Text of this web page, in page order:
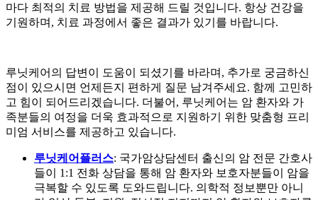
마다 최적의 치료 방법을 제공해 드릴 것입니다. 항상 건강을
기원하며, 치료 과정에서 좋은 결과가 있기를 바랍니다.
루닛케어의 답변이 도움이 되셨기를 바라며, 추가로 궁금하신
점이 있으시면 언제든지 편하게 질문 남겨주세요. 함께 고민하
고 힘이 되어드리겠습니다. 더불어, 루닛케어는 암 환자와 가
족분들의 여정을 더욱 효과적으로 지원하기 위한 맞춤형 프리
미엄 서비스를 제공하고 있습니다.
루닛케어플러스: 국가암상담센터 출신의 암 전문 간호사
들이 1:1 전화 상담을 통해 암 환자와 보호자분들이 암을
극복할 수 있도록 도와드립니다. 의학적 정보뿐만 아니